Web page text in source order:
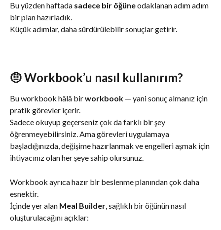
Bu yüzden haftada sadece bir öğüne odaklanan adım adım
bir plan hazırladık.
Küçük adımlar, daha sürdürülebilir sonuçlar getirir.
🤨 Workbook’u nasıl kullanırım?
Bu workbook hâlâ bir workbook — yani sonuç almanız için
pratik görevler içerir.
Sadece okuyup geçerseniz çok da farklı bir şey
öğrenmeyebilirsiniz. Ama görevleri uygulamaya
başladığınızda, değişime hazırlanmak ve engelleri aşmak için
ihtiyacınız olan her şeye sahip olursunuz.
Workbook ayrıca hazır bir beslenme planından çok daha
esnektir.
İçinde yer alan Meal Builder , sağlıklı bir öğünün nasıl
oluşturulacağını açıklar: